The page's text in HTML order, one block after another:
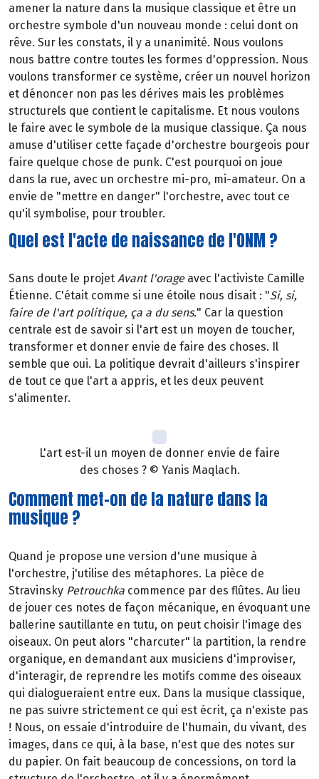
amener la nature dans la musique classique et être un
orchestre symbole d'un nouveau monde : celui dont on
rêve. Sur les constats, il y a unanimité. Nous voulons
nous battre contre toutes les formes d'oppression. Nous
voulons transformer ce système, créer un nouvel horizon
et dénoncer non pas les dérives mais les problèmes
structurels que contient le capitalisme. Et nous voulons
le faire avec le symbole de la musique classique. Ça nous
amuse d'utiliser cette façade d'orchestre bourgeois pour
faire quelque chose de punk. C'est pourquoi on joue
dans la rue, avec un orchestre mi-pro, mi-amateur. On a
envie de "mettre en danger" l'orchestre, avec tout ce
qu'il symbolise, pour troubler.
Quel est l'acte de naissance de l'ONM ?
Sans doute le projet Avant l'orageavec l'activiste Camille
Étienne. C'était comme si une étoile nous disait : "Si, si,
faire de l'art politique, ça a du sens." Car la question
centrale est de savoir si l'art est un moyen de toucher,
transformer et donner envie de faire des choses. Il
semble que oui. La politique devrait d'ailleurs s'inspirer
de tout ce que l'art a appris, et les deux peuvent
s'alimenter.
L'art est-il un moyen de donner envie de faire
des choses ? © Yanis Maqlach.
Comment met-on de la nature dans la
musique ?
Quand je propose une version d'une musique à
l'orchestre, j'utilise des métaphores. La pièce de
Stravinsky Petrouchka commence par des flûtes. Au lieu
de jouer ces notes de façon mécanique, en évoquant une
ballerine sautillante en tutu, on peut choisir l'image des
oiseaux. On peut alors "charcuter" la partition, la rendre
organique, en demandant aux musiciens d'improviser,
d'interagir, de reprendre les motifs comme des oiseaux
qui dialogueraient entre eux. Dans la musique classique,
ne pas suivre strictement ce qui est écrit, ça n'existe pas
! Nous, on essaie d'introduire de l'humain, du vivant, des
images, dans ce qui, à la base, n'est que des notes sur
du papier. On fait beaucoup de concessions, on tord la